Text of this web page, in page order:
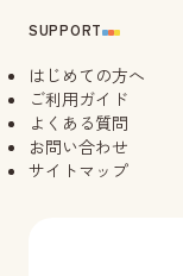
SUPPORT
はじめての方へ
ご利用ガイド
よくある質問
お問い合わせ
サイトマップ